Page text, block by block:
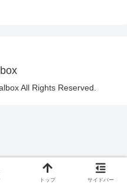
All Rights Reserved.
トップ サイドバー